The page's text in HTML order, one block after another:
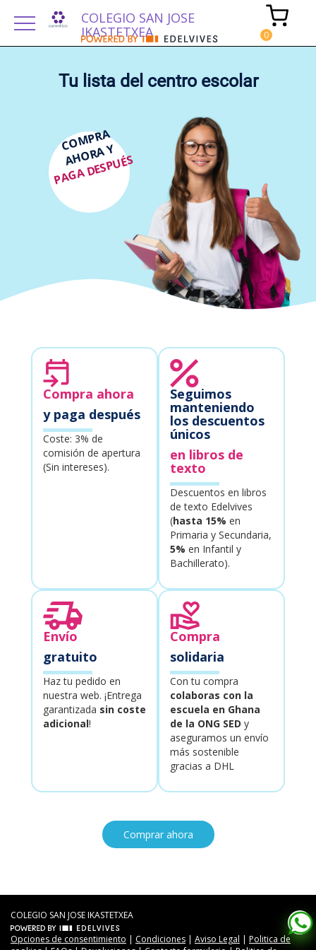
COLEGIO SAN JOSE
IKASTETXEA
Tu lista del centro escolar
COMPRA
AHORA Y
PAGA DESPUÉS
Compra ahora
y paga después
Coste: 3% de
comisión de apertura
(Sin intereses).
Seguimos
manteniendo
los descuentos
únicos
en libros de
texto
Descuentos en libros
de texto Edelvives
(hasta 15% en
Primaria y Secundaria,
5% en Infantil y
Bachillerato).
Envío
gratuito
Haz tu pedido en
nuestra web. ¡Entrega
garantizada sin coste
adicional!
Compra
solidaria
Con tu compra
colaboras con la
escuela en Ghana
de la ONG SED y
aseguramos un envío
más sostenible
gracias a DHL
Comprar ahora
COLEGIO SAN JOSE IKASTETXEA
Opciones de consentimiento | Condiciones | Aviso Legal | Politica de